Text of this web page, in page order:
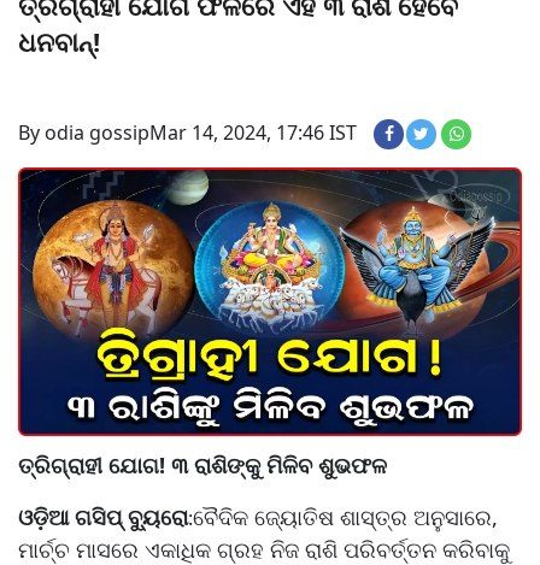
ଧନବାନ୍!
By odia gossipMar 14, 2024, 17:46 IST
ତ୍ରିଗ୍ରାହୀ ଯୋଗ! ୩ ରାଶିଙ୍କୁ ମିଳିବ ଶୁଭଫଳ
ଓଡ଼ିଆ ଗସିପ୍ ବ୍ୟୁରୋ:ବୈଦିକ ଜ୍ୟୋତିଷ ଶାସ୍ତ୍ର ଅନୁସାରେ,
ମାର୍ଚ୍ଚ ମାସରେ ଏକାଧିକ ଗ୍ରହ ନିଜ ରାଶି ପରିବର୍ତ୍ତନ କରିବାକୁ